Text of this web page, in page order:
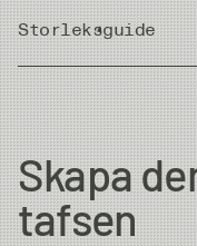
Country of Origin
Storleksguide
Meter/Cm|Fot/Tum
Diameter
7X 0.104 mm
Skapa
tafsen